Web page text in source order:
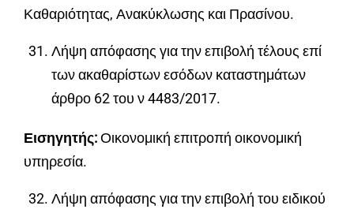
Καθαριότητας, Ανακύκλωσης και Πρασίνου.
Λήψη απόφασης για την επιβολή τέλους επί
των ακαθαρίστων εσόδων καταστημάτων
άρθρο 62 του ν 4483/2017.
Εισηγητής:Οικονομική επιτροπή οικονομική
υπηρεσία.
Λήψη απόφασης για την επιβολή του ειδικού